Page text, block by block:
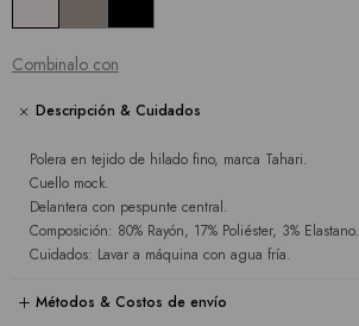
Combinalo con
Descripción & Cuidados
Polera en tejido de hilado fino, marca Tahari.
Cuello mock.
Delantera con pespunte central.
Composición: 80% Rayón, 17% Poliéster, 3% Elastano.
Cuidados: Lavar a máquina con agua fría.
Métodos & Costos de envío